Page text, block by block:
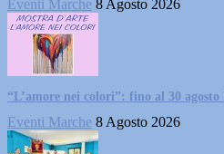
Eventi Marche 8 Agosto 2026
“L’amore nei colori”: fino al 30
Eventi Marche 8 Agosto 2026